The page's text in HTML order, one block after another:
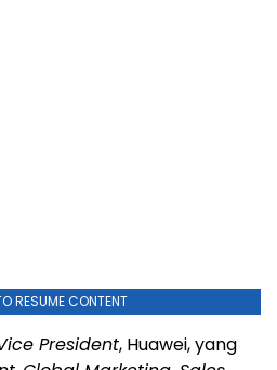
RESUME CONTENT
President, Huawei, yang